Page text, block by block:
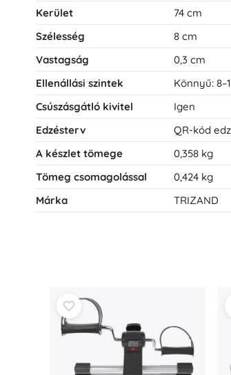
Kerület
74 cm
Szélesség
8 cm
Vastagság
0,3 cm
Ellenállási szintek
Könnyű:
Csúszásgátló kivitel
Igen
Edzésterv
QR-kód
A készlet tömege
0,358 kg
Tömeg csomagolással
0,424 kg
Márka
TRIZAND